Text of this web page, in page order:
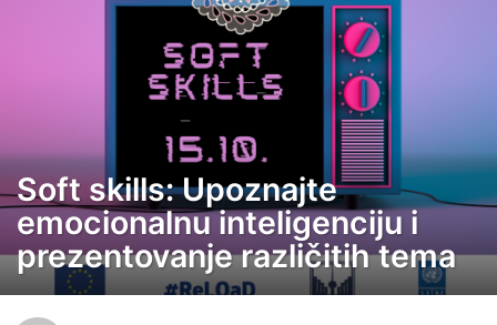
4
g
o
d
Soft skills: Upoznajte
emocionalnu inteligenciju i
prezentovanje različitih tema